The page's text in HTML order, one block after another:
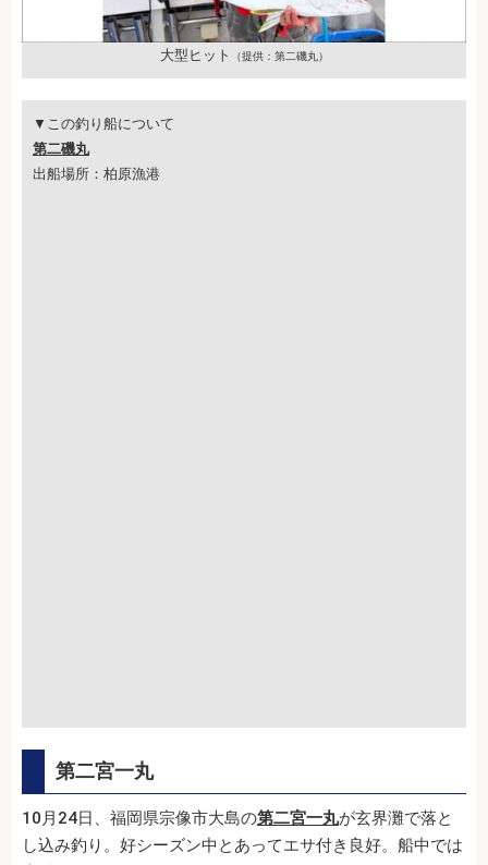
大型ヒット （提供：第二磯丸）
▼この釣り船について
第二磯丸
出船場所：柏原漁港
第二宮一丸
10月24日、福岡県宗像市大島の第二宮一丸が玄界灘で落と
し込み釣り。好シーズン中とあってエサ付き良好。船中では